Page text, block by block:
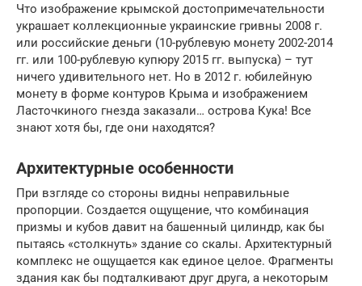
Что изображение крымской достопримечательности
украшает коллекционные украинские гривны 2008 г.
или российские деньги (10-рублевую монету 2002-2014
гг. или 100-рублевую купюру 2015 гг. выпуска) – тут
ничего удивительного нет. Но в 2012 г. юбилейную
монету в форме контуров Крыма и изображением
Ласточкиного гнезда заказали… острова Кука! Все
знают хотя бы, где они находятся?
Архитектурные особенности
При взгляде со стороны видны неправильные
пропорции. Создается ощущение, что комбинация
призмы и кубов давит на башенный цилиндр, как бы
пытаясь «столкнуть» здание со скалы. Архитектурный
комплекс не ощущается как единое целое. Фрагменты
здания как бы подталкивают друг друга, а некоторым